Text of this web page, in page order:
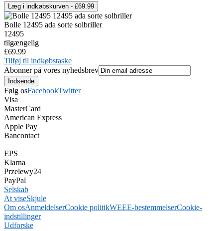
Bolle 12495 ada sorte solbriller
12495
tilgængelig
£69.99
Tilføj til indkøbstaske
Abonner på vores nyhedsbrev
Følg osFacebookTwitter
Visa
MasterCard
American Express
Apple Pay
Bancontact
EPS
Klarna
Przelewy24
PayPal
Selskab
At viseSkjule
Om osAnmeldelserCookie politikWEEE-bestemmelserCookie-
indstillinger
Udforske